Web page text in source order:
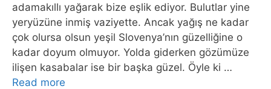
adamakıllı yağarak bize eşlik ediyor. Bulutlar yine
yeryüzüne inmiş vaziyette. Ancak yağış ne kadar
çok olursa olsun yeşil Slovenya’nın güzelliğine o
kadar doyum olmuyor. Yolda giderken gözümüze
ilişen kasabalar ise bir başka güzel. Öyle ki …
Read more